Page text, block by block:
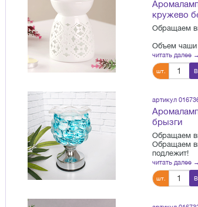
кружево
Обращаем
Объем чаши
читать далее →
шт.
артикул
брызги
Обращаем
Обращаем
подлежит!
читать далее →
шт.